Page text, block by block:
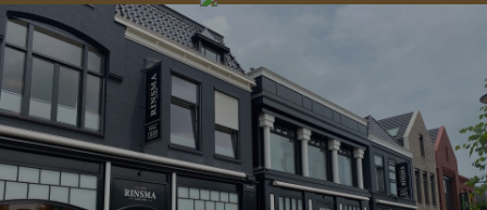
drankje
de winkel
kledingadvies
winkeloppervlak